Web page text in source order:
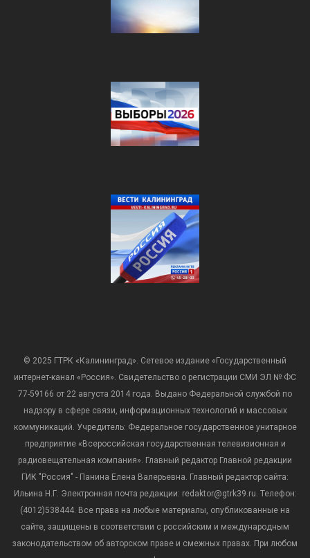
© 2025 ГТРК «Калининград». Сетевое издание «Государственный
интернет-канал «Россия». Свидетельство о регистрации СМИ ЭЛ № ФС
77-59166 от 22 августа 2014 года. Выдано Федеральной службой по
надзору в сфере связи, информационных технологий и массовых
коммуникаций. Учредитель: Федеральное государственное унитарное
предприятие «Всероссийская государственная телевизионная и
радиовещательная компания». Главный редактор Главной редакции
ГИК "Россия" - Панина Елена Валерьевна. Главный редактор сайта:
Ильина Н.Г. Электронная почта редакции: redaktor@gtrk39.ru. Телефон:
(4012)538444. Все права на любые материалы, опубликованные на
сайте, защищены в соответствии с российским и международным
законодательством об авторском праве и смежных правах. При любом